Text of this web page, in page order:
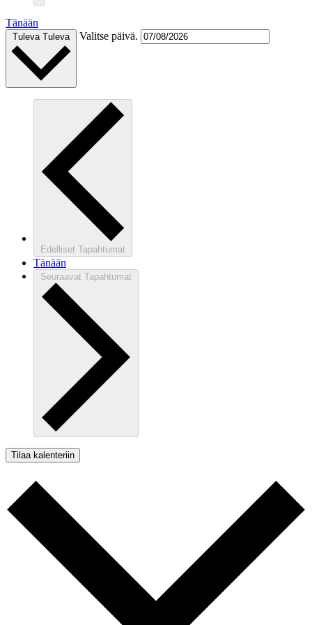
Tänään
Tuleva Tuleva Valitse päivä.
Edelliset Tapahtumat
Tänään
Seuraavat Tapahtumat
Tilaa kalenteriin